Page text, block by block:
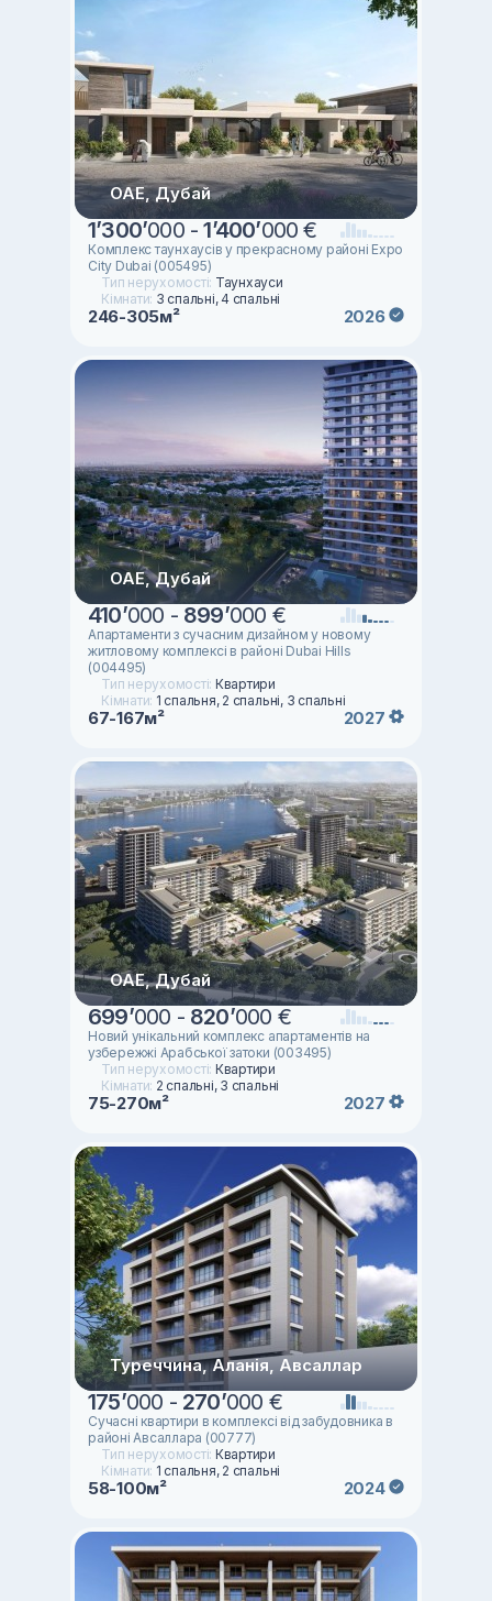
ОАЕ, Дубай
1’300’000 -1’400’000 €
Комплекс таунхаусів у прекрасному районі Expo
City Dubai (005495)
Тип нерухомості: Таунхауси
Кімнати: 3 спальні, 4 спальні
246-305м² 2026
ОАЕ, Дубай
410’000 - 899’000 €
Апартаменти з сучасним дизайном у новому
житловому комплексі в районі Dubai Hills
(004495)
Тип нерухомості: Квартири
Кімнати: 1 спальня, 2 спальні, 3 спальні
67-167м² 2027
ОАЕ, Дубай
699’000 - 820’000 €
Новий унікальний комплекс апартаментів на
узбережжі Арабської затоки (003495)
Тип нерухомості: Квартири
Кімнати: 2 спальні, 3 спальні
75-270м² 2027
Туреччина, Аланія, Авсаллар
175’000 - 270’000 €
Сучасні квартири в комплексі від забудовника в
районі Авсаллара (00777)
Тип нерухомості: Квартири
Кімнати: 1 спальня, 2 спальні
58-100м² 2024